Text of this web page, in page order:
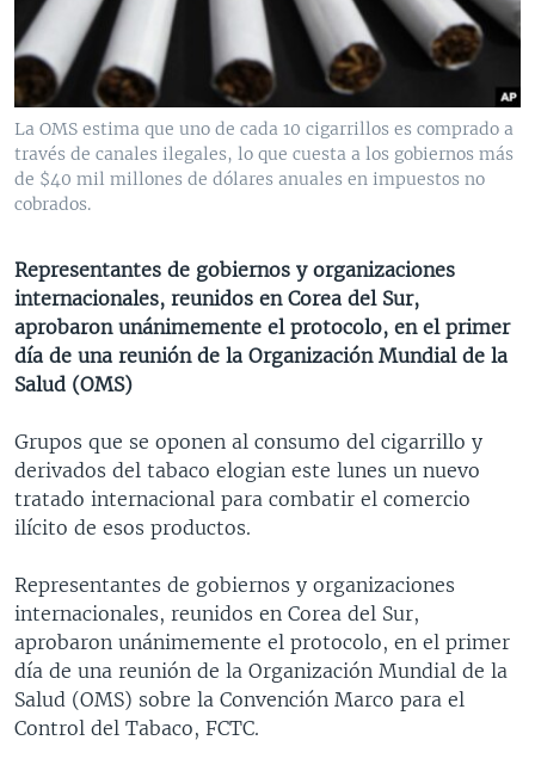
VENEZUELA
BRASIL
NICARAGUA
ECONOMÍA
ENTRETENIMIENTO Y CULTURA
TECNOLOGÍA
DEPORTES
CIENCIA Y SALUD
MULTIMEDIA
VIDEOS
FOTOGRAFÍA
AUDIOS
PROGRAMAS TV
EL MUNDO AL DÍA
FORO INTERAMERICANO
VISIÓN 360
PANORAMA
RADIO
AVANCE INFORMATIVO
AUDIONOTICIAS
ESTADOS UNIDOS AL DÍA
EL MUNDO AL DÍA [RADIO]
FORO [RADIO]
NOTA ECONÓMICA
ENTRETENIMIENTO
DIRECT
DOCUMENTALES DE LA VOA
SÍGANOS
Idiomas
La OMS estima que uno de cada 10 cigarrillos es comprado a
través de canales ilegales, lo que cuesta a los gobiernos más
de $40 mil millones de dólares anuales en impuestos no
cobrados.
Representantes de gobiernos y organizaciones
internacionales, reunidos en Corea del Sur,
aprobaron unánimemente el protocolo, en el primer
día de una reunión de la Organización Mundial de la
Salud (OMS)
Grupos que se oponen al consumo del cigarrillo y
derivados del tabaco elogian este lunes un nuevo
tratado internacional para combatir el comercio
ilícito de esos productos.
Representantes de gobiernos y organizaciones
internacionales, reunidos en Corea del Sur,
aprobaron unánimemente el protocolo, en el primer
día de una reunión de la Organización Mundial de la
Salud (OMS) sobre la Convención Marco para el
Control del Tabaco, FCTC.